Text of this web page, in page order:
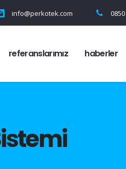
info@perkotek.com
referanslarımız haberler